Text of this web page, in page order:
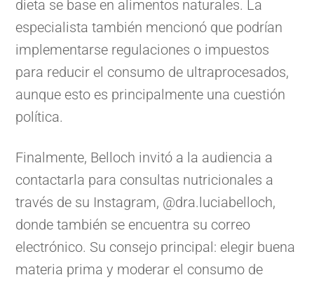
dieta se base en alimentos naturales. La
especialista también mencionó que podrían
implementarse regulaciones o impuestos
para reducir el consumo de ultraprocesados,
aunque esto es principalmente una cuestión
política.
Finalmente, Belloch invitó a la audiencia a
contactarla para consultas nutricionales a
través de su Instagram, @dra.luciabelloch,
donde también se encuentra su correo
electrónico. Su consejo principal: elegir buena
materia prima y moderar el consumo de